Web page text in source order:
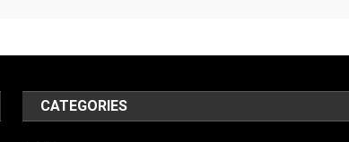
CATEGORIES